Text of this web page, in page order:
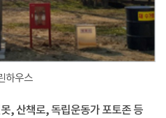
하우스
, 산책로, 독립운동가 포토존 등